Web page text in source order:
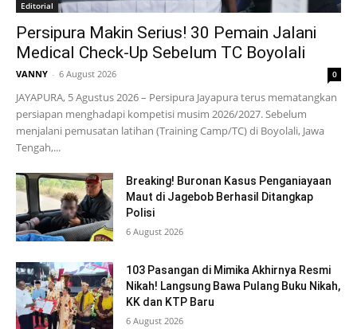
Editorial
Persipura Makin Serius! 30 Pemain Jalani
Medical Check-Up Sebelum TC Boyolali
VANNY - 6 August 2026 0
JAYAPURA, 5 Agustus 2026 – Persipura Jayapura terus mematangkan
persiapan menghadapi kompetisi musim 2026/2027. Sebelum
menjalani pemusatan latihan (Training Camp/TC) di Boyolali, Jawa
Tengah,...
Breaking! Buronan Kasus Penganiayaan
Maut di Jagebob Berhasil Ditangkap
Polisi
6 August 2026
103 Pasangan di Mimika Akhirnya Resmi
Nikah! Langsung Bawa Pulang Buku Nikah,
KK dan KTP Baru
6 August 2026